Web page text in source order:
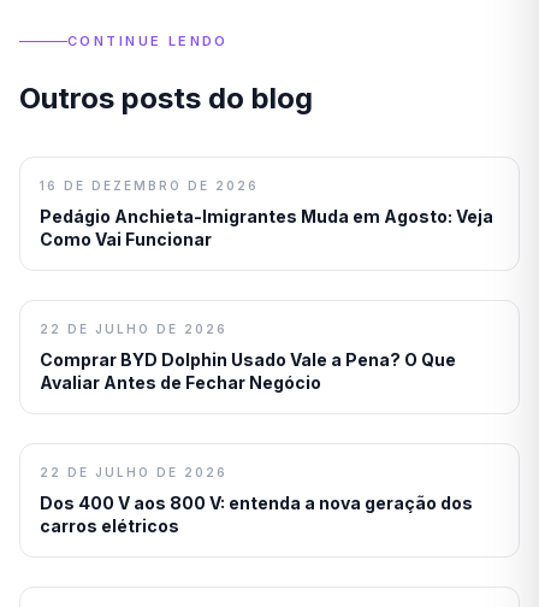
CONTINUE LENDO
Outros posts do blog
16 DE DEZEMBRO DE 2026
Pedágio Anchieta-Imigrantes Muda em Agosto: Veja
Como Vai Funcionar
22 DE JULHO DE 2026
Comprar BYD Dolphin Usado Vale a Pena? O Que
Avaliar Antes de Fechar Negócio
22 DE JULHO DE 2026
Dos 400 V aos 800 V: entenda a nova geração dos
carros elétricos